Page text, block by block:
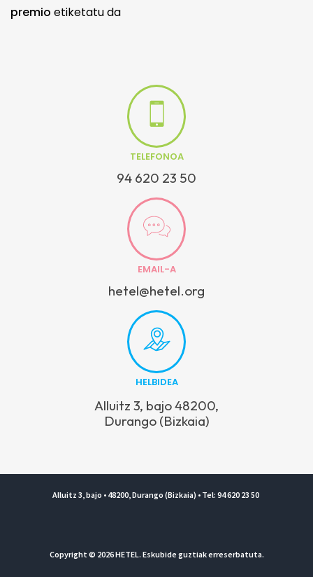
premio etiketatu da
TELEFONOA
94 620 23 50
EMAIL-A
hetel@hetel.org
HELBIDEA
Alluitz 3, bajo 48200,
Durango (Bizkaia)
Alluitz 3, bajo • 48200, Durango (Bizkaia) • Tel: 94 620 23 50
Copyright © 2026 HETEL. Eskubide guztiak erreserbatuta.